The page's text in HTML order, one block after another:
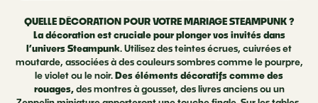
QUELLE DÉCORATION POUR VOTRE MARIAGE STEAMPUNK ?
La décoration est cruciale pour plonger vos invités dans
l’univers Steampunk. Utilisez des teintes écrues, cuivrées et
moutarde, associées à des couleurs sombres comme le pourpre,
le violet ou le noir.Des éléments décoratifs comme des
rouages,des montres à gousset, des livres anciens ou un